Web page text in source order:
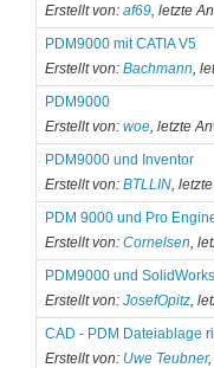
Erstellt von: af69, letzte
PDM9000 mit CATIA V5
Erstellt von: Bachmann ,
PDM9000
Erstellt von: woe, letzte
PDM9000 und Inventor
Erstellt von: BTLLIN,
PDM 9000 und Pro
Erstellt von: Cornelsen ,
PDM9000 und SolidWorks
Erstellt von: JosefOpitz,
CAD - PDM Dateiablage
Erstellt von: Uwe Teubner